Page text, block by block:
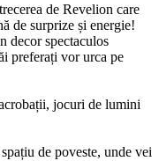
de Revelion care
de surprize și energie!
decor spectaculos
preferați vor urca pe
jocuri de lumini
de poveste, unde vei